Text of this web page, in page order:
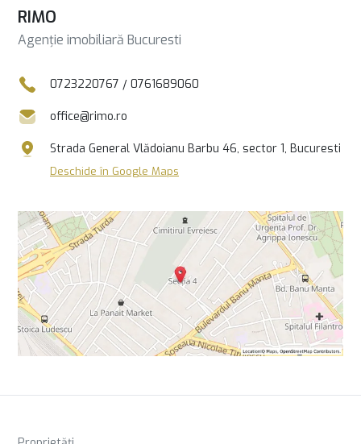
RIMO
Agenție imobiliară Bucuresti
0723220767 / 0761689060
office@rimo.ro
Strada General Vlădoianu Barbu 46, sector 1, Bucuresti
Deschide în Google Maps